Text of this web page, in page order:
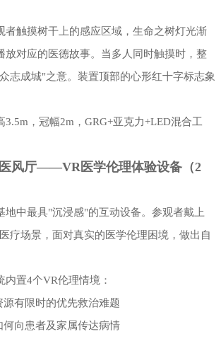
者触摸树干上的感应区域，生命之树灯光渐
放对应的医德故事。当多人同时触摸时，整
志成城"之意。装置顶部的心形红十字标志象
3.5m，冠幅2m，GRG+亚克力+LED混合工
风厅——VR医学伦理体验设备（2
地中最具"沉浸感"的互动设备。参观者戴上
疗场景，面对真实的医学伦理困境，做出自
内置4个VR伦理情境：
有限时的优先救治难题
何向患者及家属传达病情